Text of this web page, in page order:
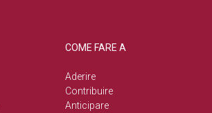
COME FARE A
Aderire
Contribuire
Anticipare